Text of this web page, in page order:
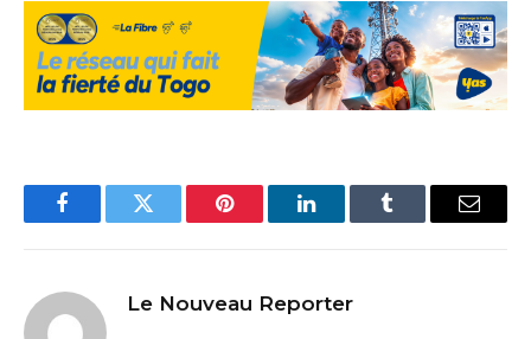
FacebookTwitter Pinterest LinkedInTumblr Email
Le Nouveau Reporter